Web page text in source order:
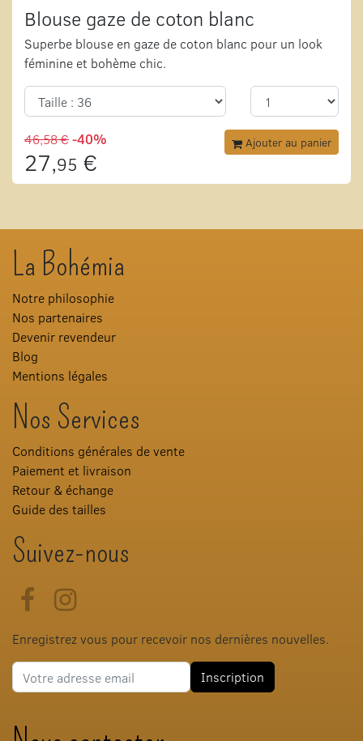
Blouse gaze de coton blanc
Superbe blouse en gaze de coton blanc pour un look
féminine et bohème chic.
46,58 €-40%
27,95 €
Ajouter au panier
La Bohémia
Notre philosophie
Nos partenaires
Devenir revendeur
Blog
Mentions légales
Nos Services
Conditions générales de vente
Paiement et livraison
Retour & échange
Guide des tailles
Suivez-nous
FacebookInstagram
Enregistrez vous pour recevoir nos dernières nouvelles.
Adresse e-mail
Inscription